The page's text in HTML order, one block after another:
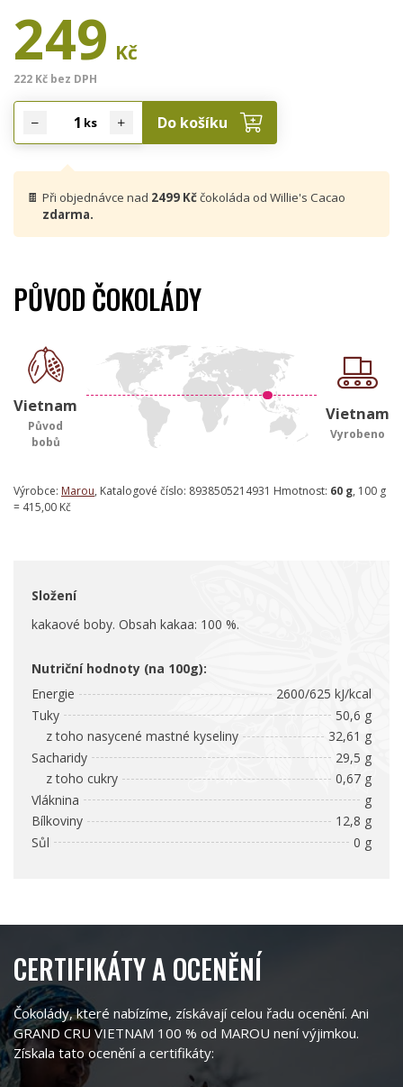
249 Kč
222 Kč bez DPH
ks Do košíku
🍫 Při objednávce nad 2499 Kččokoláda od Willie's Cacao
zdarma.
PŮVOD ČOKOLÁDY
Vietnam
Původ
bobů
Vietnam
Vyrobeno
Výrobce: Marou, Katalogové číslo: 8938505214931 Hmotnost: 60 g, 100 g
= 415,00 Kč
Složení
kakaové boby. Obsah kakaa: 100 %.
Nutriční hodnoty (na 100g):
Energie
2600/625 kJ/kcal
Tuky
50,6 g
z toho nasycené mastné kyseliny
32,61 g
Sacharidy
29,5 g
z toho cukry
0,67 g
Vláknina
g
Bílkoviny
12,8 g
Sůl
0 g
CERTIFIKÁTY A OCENĚNÍ
Čokolády, které nabízíme, získávají celou řadu ocenění. Ani
GRAND CRU VIETNAM 100 % od MAROU není výjimkou.
Získala tato ocenění a certifikáty: